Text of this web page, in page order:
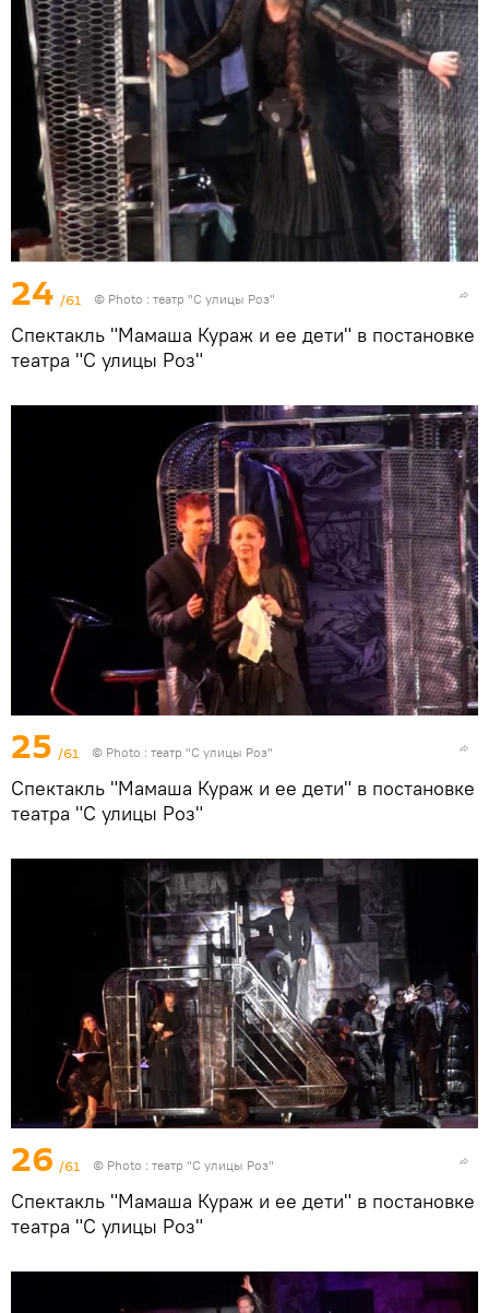
24 /61 © Photo : театр "С улицы Роз"
Спектакль "Мамаша Кураж и ее дети" в постановке
театра "С улицы Роз"
25 /61 © Photo : театр "С улицы Роз"
Спектакль "Мамаша Кураж и ее дети" в постановке
театра "С улицы Роз"
26 /61 © Photo : театр "С улицы Роз"
Спектакль "Мамаша Кураж и ее дети" в постановке
театра "С улицы Роз"